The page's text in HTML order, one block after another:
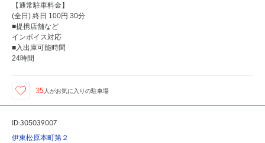
【通常駐車料金】
(全日) 終日 100円 30分
■提携店舗など
インボイス対応
■入出庫可能時間
24時間
35 人がお気に入りの駐車場
ID:305039007
伊東松原本町第２